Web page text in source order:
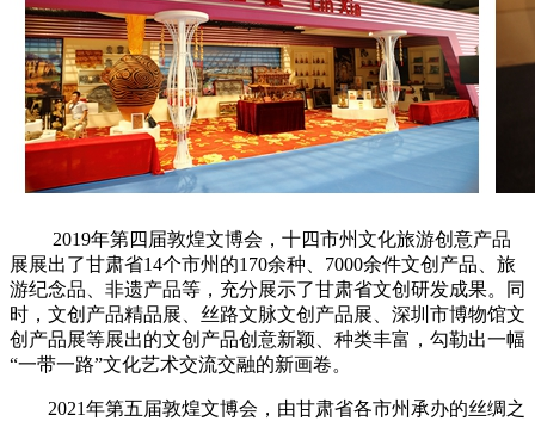
2019年第四届敦煌文博会，十四市州文化旅游创意产品
展展出了甘肃省14个市州的170余种、7000余件文创产品、旅
游纪念品、非遗产品等，充分展示了甘肃省文创研发成果。同
时，文创产品精品展、丝路文脉文创产品展、深圳市博物馆文
创产品展等展出的文创产品创意新颖、种类丰富，勾勒出一幅
“一带一路”文化艺术交流交融的新画卷。
2021年第五届敦煌文博会，由甘肃省各市州承办的丝绸之